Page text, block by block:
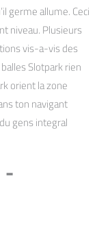
germe allume. Ceci
niveau. Plusieurs
vis-a-vis des
Slotpark rien
orient la zone
ton navigant
gens integral
-